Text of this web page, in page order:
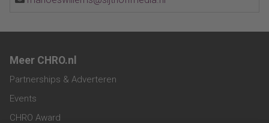
Meer CHRO.nl
Partnerships & Adverteren
Events
CHRO Award